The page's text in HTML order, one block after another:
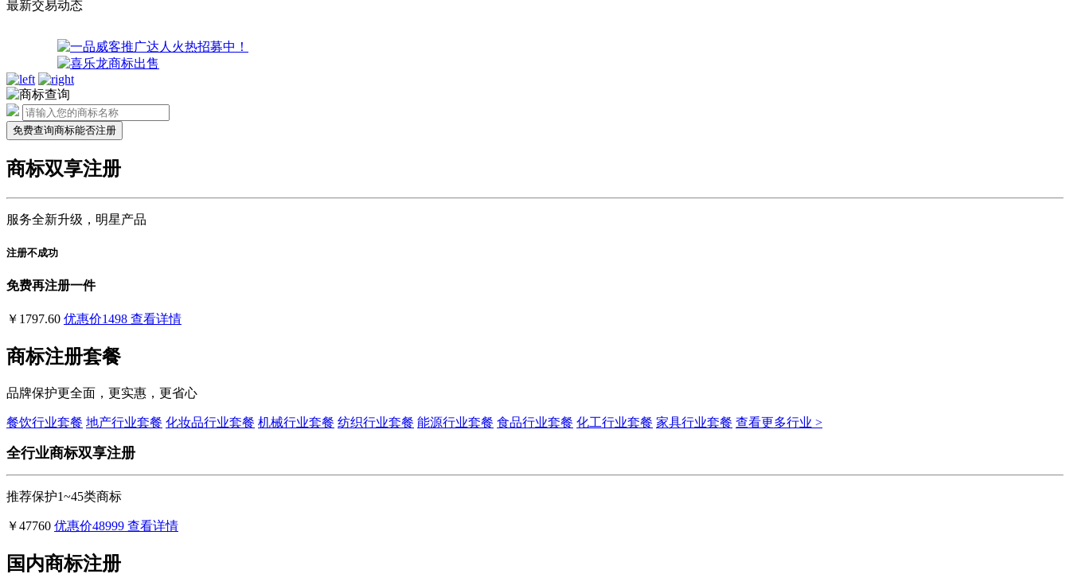
最新交易动态
免费查询商标能否注册
商标双享注册
服务全新升级，明星产品
注册不成功
免费再注册一件
￥1797.60 优惠价1498 查看详情
商标注册套餐
品牌保护更全面，更实惠，更省心
餐饮行业套餐 地产行业套餐 化妆品行业套餐 机械行业套餐 纺织行业套餐 能源行业套餐 食品行业套餐 化工行业套餐 家具行业套餐 查看更多行业 >
全行业商标双享注册
推荐保护1~45类商标
￥47760 优惠价48999 查看详情
国内商标注册